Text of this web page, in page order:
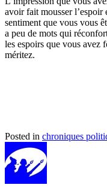
avoir fait mousser l’espoir
sentiment que vous vous
a peu de mots qui
les espoirs que vous avez
méritez.
Posted in chroniques